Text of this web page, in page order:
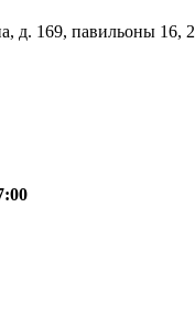
д. 169, павильоны 16,